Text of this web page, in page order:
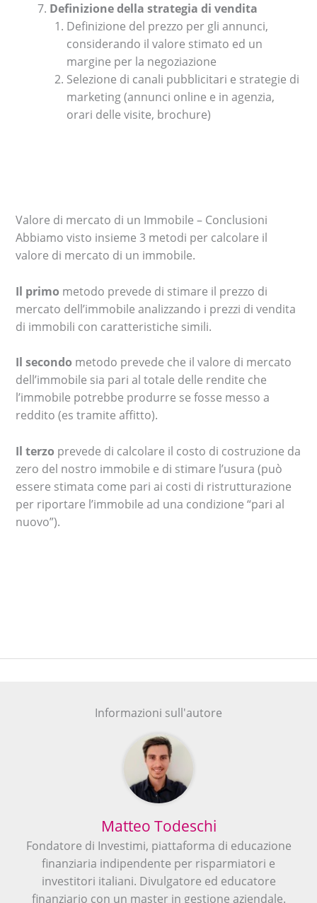
Definizione della strategia di vendita
Definizione del prezzo per gli annunci,
considerando il valore stimato ed un
margine per la negoziazione
Selezione di canali pubblicitari e strategie di
marketing (annunci online e in agenzia,
orari delle visite, brochure)
Valore di mercato di un Immobile – Conclusioni
Abbiamo visto insieme 3 metodi per calcolare il
valore di mercato di un immobile.
Il primo metodo prevede di stimare il prezzo di
mercato dell’immobile analizzando i prezzi di vendita
di immobili con caratteristiche simili.
Il secondo metodo prevede che il valore di mercato
dell’immobile sia pari al totale delle rendite che
l’immobile potrebbe produrre se fosse messo a
reddito (es tramite affitto).
Il terzo prevede di calcolare il costo di costruzione da
zero del nostro immobile e di stimare l’usura (può
essere stimata come pari ai costi di ristrutturazione
per riportare l’immobile ad una condizione “pari al
nuovo”).
Informazioni sull'autore
Matteo Todeschi
Fondatore di Investimi, piattaforma di educazione
finanziaria indipendente per risparmiatori e
investitori italiani. Divulgatore ed educatore
finanziario con un master in gestione aziendale.